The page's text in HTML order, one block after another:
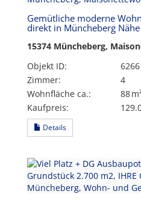
Gemütliche moderne
direkt in Müncheberg Nähe
15374 Müncheberg,
Objekt ID:
6266
Zimmer:
4
Wohnfläche ca.:
88
Kaufpreis:
Details